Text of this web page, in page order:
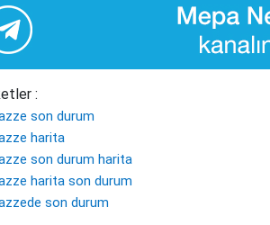
:
son durum
harita
son durum harita
harita son durum
son durum